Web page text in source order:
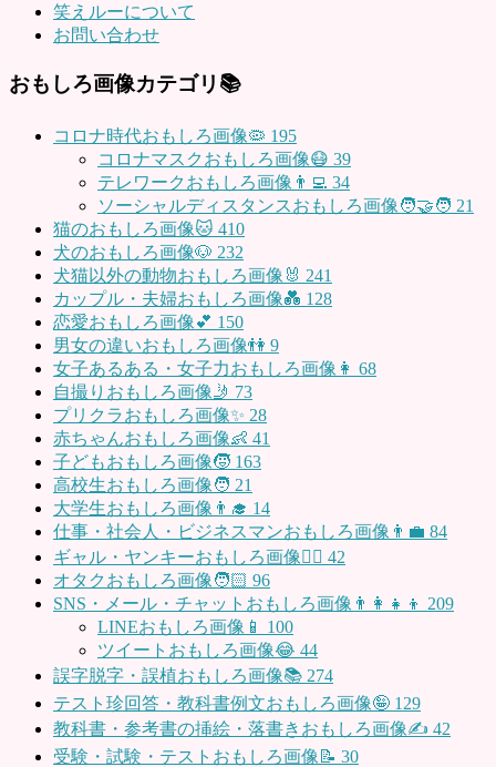
笑えルーについて
お問い合わせ
おもしろ画像カテゴリ📚
コロナ時代おもしろ画像🦠 195
コロナマスクおもしろ画像😷 39
テレワークおもしろ画像👨‍💻 34
ソーシャルディスタンスおもしろ画像🧑‍🤝‍🧑 21
猫のおもしろ画像🐱 410
犬のおもしろ画像🐶 232
犬猫以外の動物おもしろ画像🐰 241
カップル・夫婦おもしろ画像💑 128
恋愛おもしろ画像💕 150
男女の違いおもしろ画像👫 9
女子あるある・女子力おもしろ画像👩 68
自撮りおもしろ画像🤳 73
プリクラおもしろ画像✨ 28
赤ちゃんおもしろ画像👶 41
子どもおもしろ画像🧒 163
高校生おもしろ画像🧑 21
大学生おもしろ画像👨‍🎓 14
仕事・社会人・ビジネスマンおもしろ画像👨‍💼 84
ギャル・ヤンキーおもしろ画像👱‍♀️ 42
オタクおもしろ画像🧑🏻 96
SNS・メール・チャットおもしろ画像👨‍👩‍👧‍👦 209
LINEおもしろ画像📱 100
ツイートおもしろ画像😂 44
誤字脱字・誤植おもしろ画像📚 274
テスト珍回答・教科書例文おもしろ画像🤪 129
教科書・参考書の挿絵・落書きおもしろ画像✍️ 42
受験・試験・テストおもしろ画像📝 30